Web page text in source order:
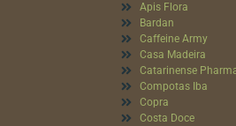
Apis Flora
Bardan
Caffeine Army
Casa Madeira
Catarinense
Compotas Iba
Copra
Costa Doce